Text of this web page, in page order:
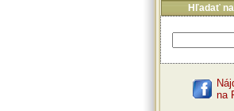
Hľadať
na